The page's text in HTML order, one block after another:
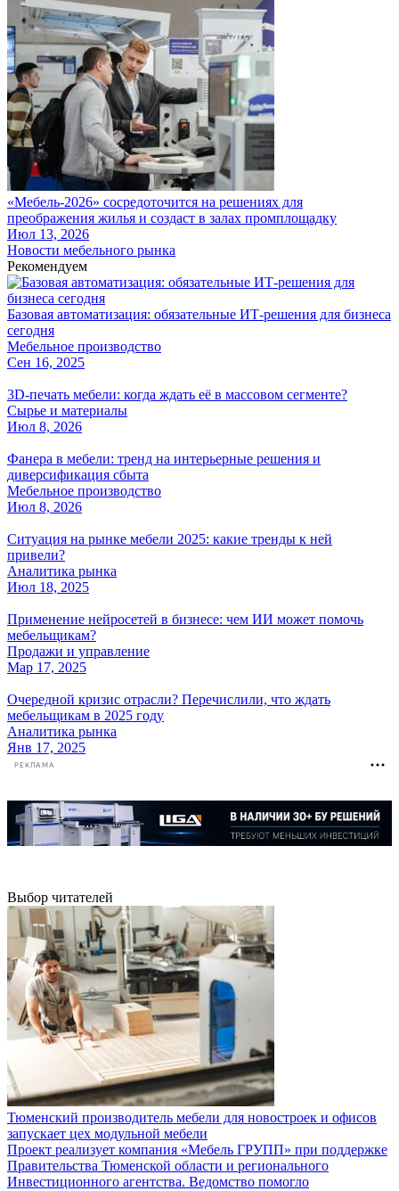
«Мебель-2026» сосредоточится на решениях для
преображения жилья и создаст в залах промплощадку
Июл 13, 2026
Новости мебельного рынка
Рекомендуем
Базовая автоматизация: обязательные ИТ-решения для бизнеса
сегодня
Мебельное производство
Сен 16, 2025
3D-печать мебели: когда ждать её в массовом сегменте?
Сырье и материалы
Июл 8, 2026
Фанера в мебели: тренд на интерьерные решения и
диверсификация сбыта
Мебельное производство
Июл 8, 2026
Ситуация на рынке мебели 2025: какие тренды к ней
привели?
Аналитика рынка
Июл 18, 2025
Применение нейросетей в бизнесе: чем ИИ может помочь
мебельщикам?
Продажи и управление
Мар 17, 2025
Очередной кризис отрасли? Перечислили, что ждать
мебельщикам в 2025 году
Аналитика рынка
Янв 17, 2025
РЕКЛАМА
Выбор читателей
Тюменский производитель мебели для новостроек и офисов
запускает цех модульной мебели
Проект реализует компания «Мебель ГРУПП» при поддержке
Правительства Тюменской области и регионального
Инвестиционного агентства. Ведомство помогло